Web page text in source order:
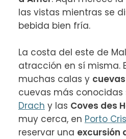
las vistas mientras se
bebida bien fría.
La costa del este de
atracción en sí misma.
muchas calas y
cuevas más conocidas
Drach y las Coves des
muy cerca, en Porto
reservar una excursión